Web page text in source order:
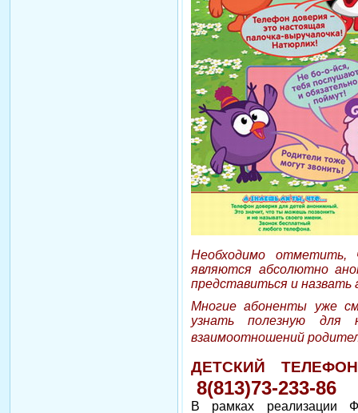
Необходимо отметить,
являются абсолютно
представиться и
Многие абоненты уже
узнать полезную
взаимоотношений
ДЕТСКИЙ
8(813)73-233-86
В рамках реализации